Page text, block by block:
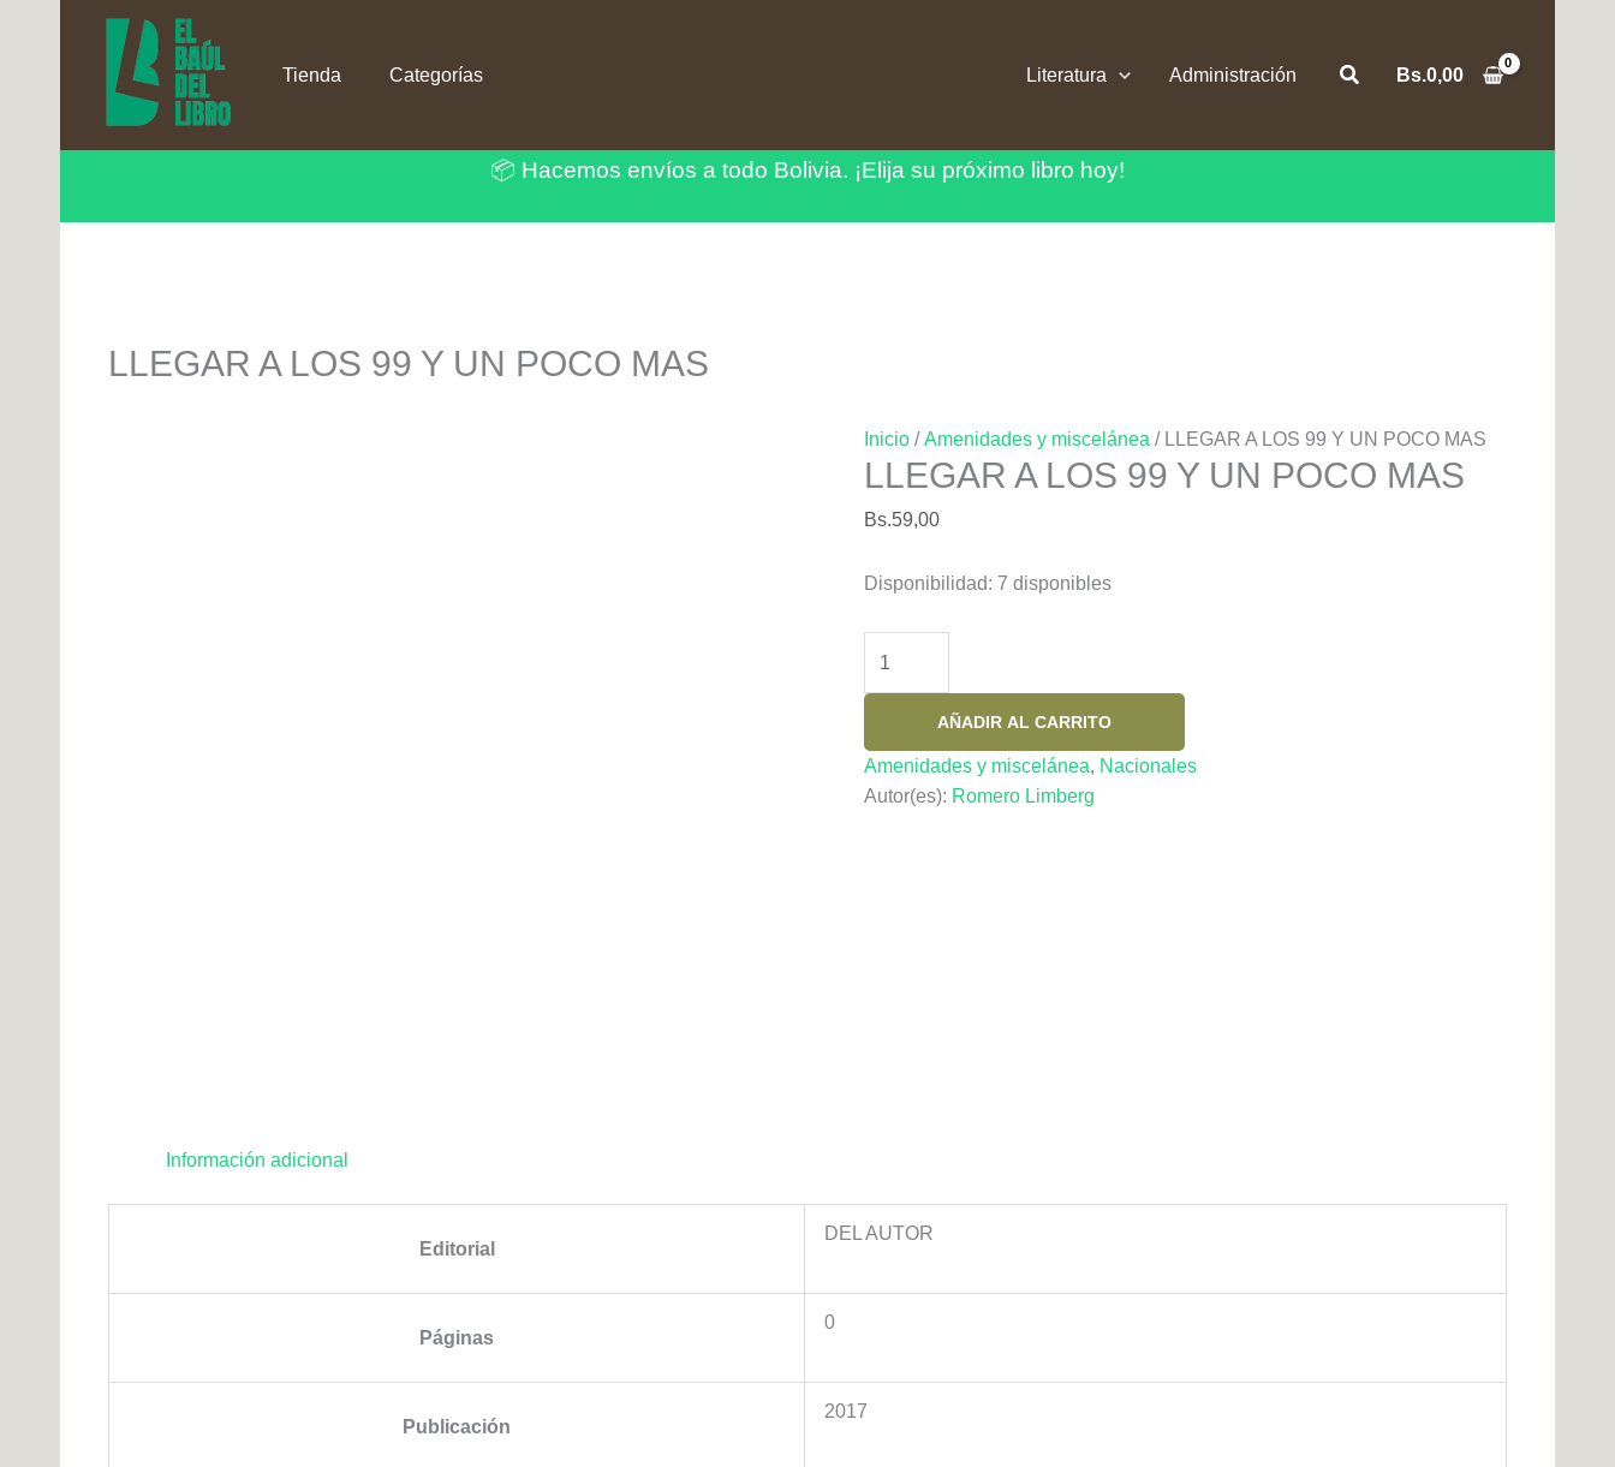
contenido
Tienda Categorías Literatura Administración BuscarBs.0,00
📦 Hacemos envíos a todo Bolivia. ¡Elija su próximo libro hoy!
LLEGAR A LOS 99 Y UN POCO MAS
Inicio/Amenidades y miscelánea / LLEGAR A LOS 99 Y UN POCO MAS
LLEGAR A LOS 99 Y UN POCO MAS
Bs.59,00
Disponibilidad: 7 disponibles
Y
UN
AÑADIR AL CARRITO
Amenidades y miscelánea, Nacionales
Autor(es): Romero Limberg
Información adicional
Editorial
DEL AUTOR
Páginas
0
Publicación
2017